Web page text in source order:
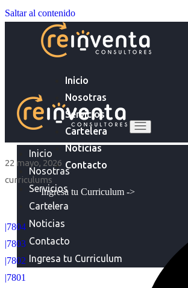
Saltar al contenido
Inicio
Nosotras
Servicios
Cartelera
Noticias
Contacto
Ingresa tu Curriculum ->
Inicio
Nosotras
Servicios
Cartelera
Noticias
Contacto
Ingresa tu Curriculum
22 mayo, 2026
curriculums
|7804
|7803
|7802
|7801